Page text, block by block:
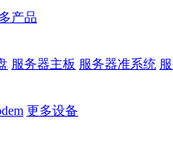
产品
服务器主板 服务器准系统
更多设备